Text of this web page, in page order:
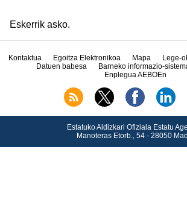
Eskerrik asko.
Kontaktua Egoitza Elektronikoa Mapa Lege-
Datuen babesa
Barneko informazio-
Enplegua AEBOEn
Estatuko Aldizkari Ofiziala Estatu
Manoteras Etorb., 54 - 28050